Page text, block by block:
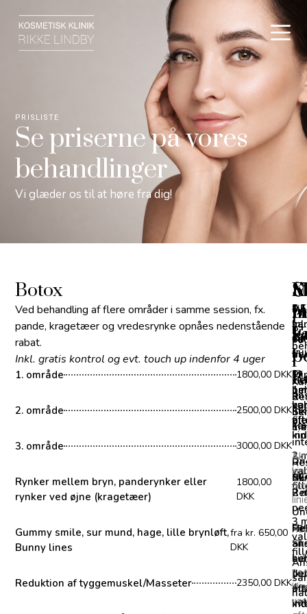
PRISLISTE
Se priserne på vores
behandlinger
Vi glæder os til at høre fra dig!
Botox
Ved behandling af flere områder i samme session, fx.
pande, kragetæer og vredesrynke opnåes nedenstående
rabat.
Inkl. gratis kontrol og evt. touch up indenfor 4 uger
1. område 1800,00 DKK
2. område 2500,00 DKK
3. område 3000,00 DKK
Rynker mellem bryn, panderynker eller
rynker ved øjne (kragetæer)
1800,00
DKK
Gummy smile, sur mund, hage, lille brynløft,
Bunny lines
fra kr. 650,00
DKK
Reduktion af tyggemuskel/Masseter 2350,00 DKK
ml.
1
2
3
4
/
/
1
2
Pr.
Pr.
3
/
på